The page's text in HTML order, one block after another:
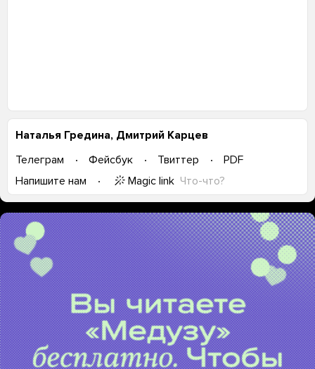
Наталья Гредина, Дмитрий Карцев
Телеграм
Фейсбук Твиттер
PDF
Напишите нам
Magic link Что-что?